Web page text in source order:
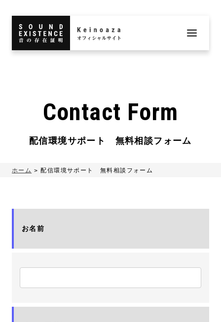
Contact Form
配信環境サポート 無料相談フォーム
ホーム 配信環境サポート 無料相談フォーム
お名前